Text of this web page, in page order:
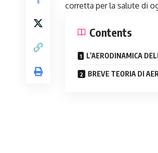
corretta per la salute di
Contents
L’AERODINAMICA
BREVE TEORIA DI